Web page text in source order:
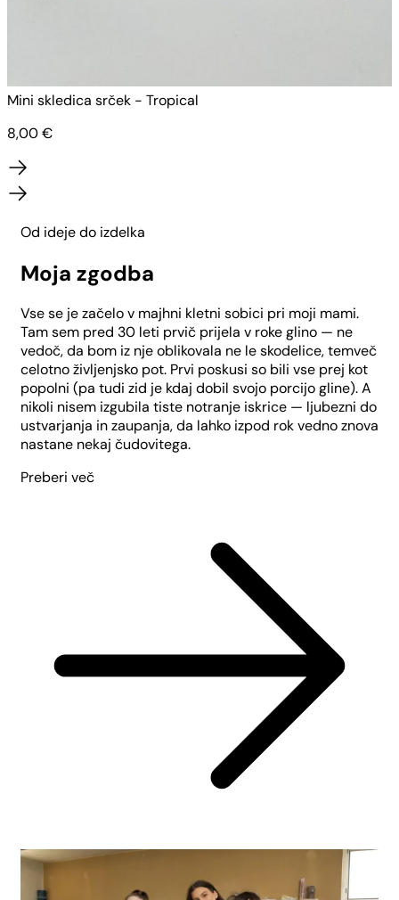
Mini skledica srček - Tropical
8,00€
Od ideje do izdelka
Moja zgodba
Vse se je začelo v majhni kletni sobici pri moji mami.
Tam sem pred 30 leti prvič prijela v roke glino — ne
vedoč, da bom iz nje oblikovala ne le skodelice, temveč
celotno življenjsko pot. Prvi poskusi so bili vse prej kot
popolni (pa tudi zid je kdaj dobil svojo porcijo gline). A
nikoli nisem izgubila tiste notranje iskrice — ljubezni do
ustvarjanja in zaupanja, da lahko izpod rok vedno znova
nastane nekaj čudovitega.
Preberi več